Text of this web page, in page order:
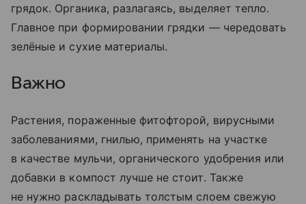
грядок. Органика, разлагаясь, выделяет тепло.
Главное при формировании грядки — чередовать
зелёные и сухие материалы.
Важно
Растения, пораженные фитофторой, вирусными
заболеваниями, гнилью, применять на участке
в качестве мульчи, органического удобрения или
добавки в компост лучше не стоит. Также
не нужно раскладывать толстым слоем свежую